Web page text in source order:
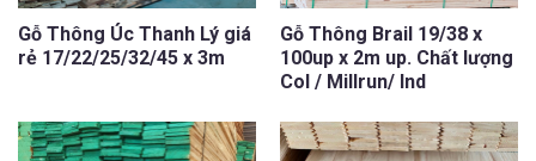
Gỗ Thông Úc Thanh Lý gi
rẻ 17/22/25/32/45 x 3m
Gỗ Thông Brail 19/38 x
100up x 2m up. Chất lượng
Col / Millrun/ Ind